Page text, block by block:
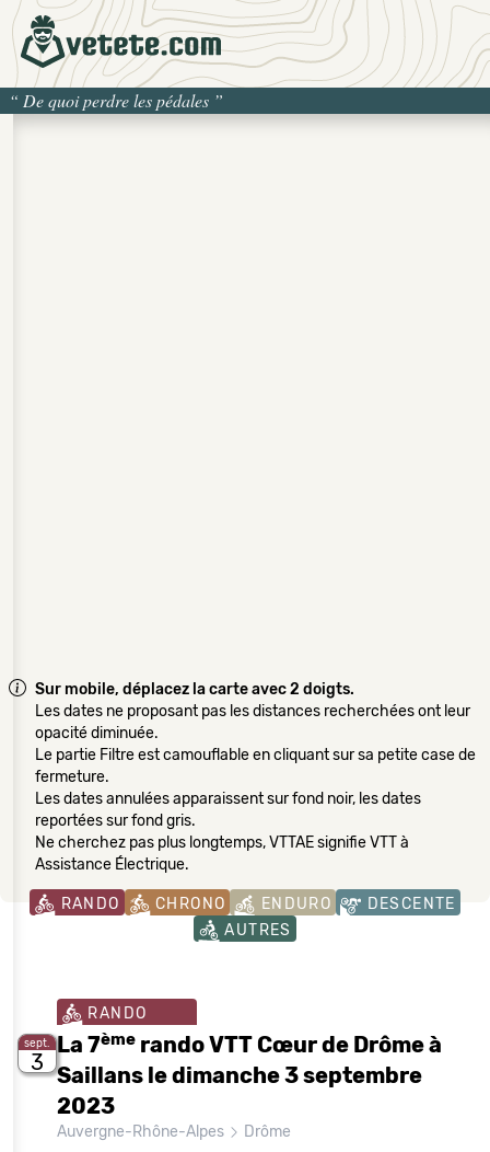
“ De quoi perdre les pédales ”
Sur mobile, déplacez la carte avec 2 doigts.
Les dates ne proposant pas les distances recherchées ont leur
opacité diminuée.
Le partie Filtre est camouflable en cliquant sur sa petite case de
fermeture.
Les dates annulées apparaissent sur fond noir, les dates
reportées sur fond gris.
Ne cherchez pas plus longtemps, VTTAE signifie VTT à
Assistance Électrique.
RANDO CHRONO ENDURO
DESCENTE
AUTRES
sept.
3
RANDO
La 7ème rando VTT Cœur de Drôme à
Saillans le dimanche 3 septembre
2023
Auvergne-Rhône-Alpes Drôme